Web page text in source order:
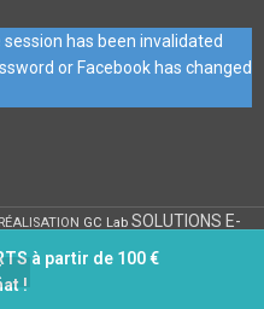
à partir de 100 €
!
has been invalidated
or Facebook has changed
GC LabSOLUTIONS E-
MESURE